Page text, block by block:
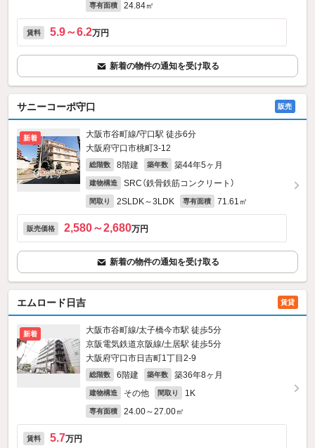
専有面積 24.84㎡
賃料 5.9～6.2万円
新着の物件の通知を受け取る
サニーコーポ守口 販売
新着
大阪市谷町線/守口駅 徒歩6分
大阪府守口市桃町3-12
総階数 8階建 築年数 築44年5ヶ月
建物構造 SRC（鉄骨鉄筋コンクリート）
間取り 2SLDK～3LDK 専有面積 71.61㎡
販売価格 2,580～2,680万円
新着の物件の通知を受け取る
エムロード日吉 賃貸
新着
大阪市谷町線/太子橋今市駅 徒歩5分
京阪電気鉄道京阪線/土居駅 徒歩5分
大阪府守口市日吉町1丁目2-9
総階数 6階建 築年数 築36年8ヶ月
建物構造 その他 間取り 1K
専有面積 24.00～27.00㎡
賃料 5.7万円